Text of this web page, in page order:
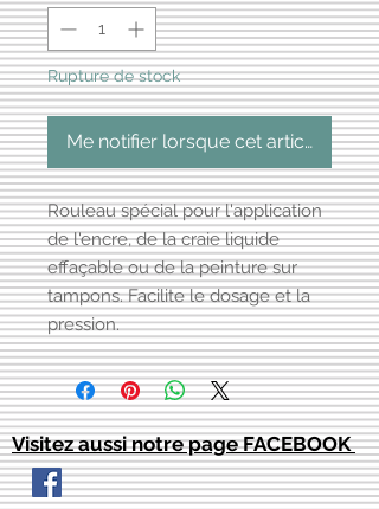
Rupture de stock
Me notifier lorsque cet article est
Rouleau spécial pour l'application
de l'encre, de la craie liquide
effaçable ou de la peinture sur
tampons. Facilite le dosage et la
pression.
Visitez aussi notre page FACEBOOK